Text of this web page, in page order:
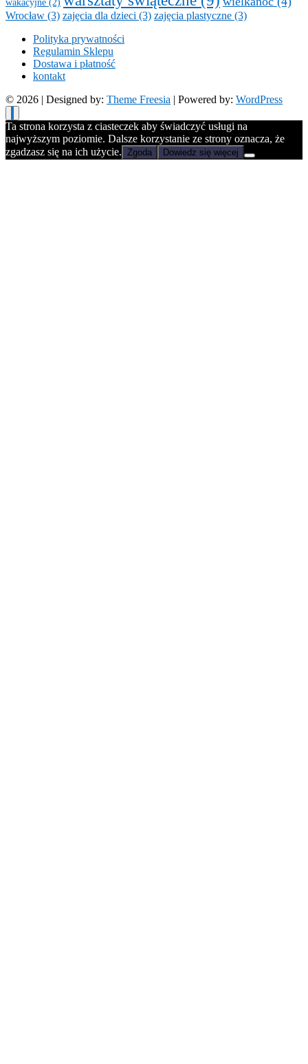
wakacyjne (2)
Wrocław (3) zajęcia dla dzieci (3) zajęcia plastyczne (3)
Polityka prywatności
Regulamin Sklepu
Dostawa i płatność
kontakt
© 2026 | Designed by: Theme Freesia | Powered by: WordPress
Ta strona korzysta z ciasteczek aby świadczyć usługi na
najwyższym poziomie. Dalsze korzystanie ze strony oznacza, że
zgadzasz się na ich użycie.
Zgoda Dowiedz się więcej